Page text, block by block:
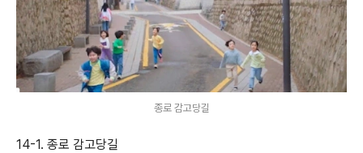
종로 감고당길
14-1. 종로 감고당길